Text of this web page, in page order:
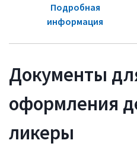
Подробная
информация
Документы
оформления
ликеры